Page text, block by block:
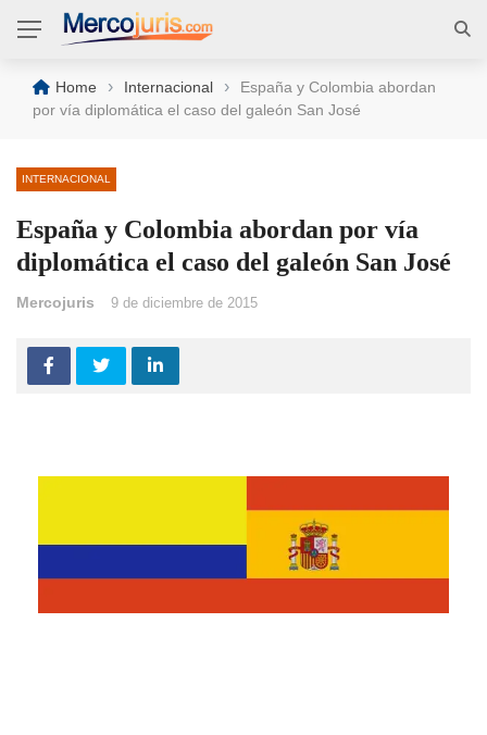
Home › Internacional ›
España y Colombia abordan
por vía diplomática el caso del galeón San José
INTERNACIONAL
España y Colombia abordan por vía
diplomática el caso del galeón San José
Mercojuris 9 de diciembre de 2015